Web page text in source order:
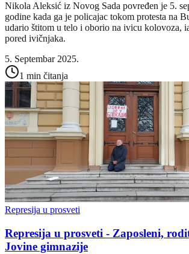
Nikola Aleksić iz Novog Sada povređen je 5.
godine kada ga je policajac tokom protesta na
udario štitom u telo i oborio na ivicu kolovoza,
pored ivičnjaka.
5. Septembar 2025.
1 min čitanja
Represija u prosveti
Represija u prosveti - Zaposleni,
Jovine gimnazije